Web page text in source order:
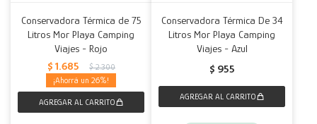
Conservadora Térmica de 75
Litros Mor Playa Camping
Viajes - Rojo
$ 1.685 $ 2.300
26
Conservadora Térmica De 34
Litros Mor Playa Camping
Viajes - Azul
$ 955